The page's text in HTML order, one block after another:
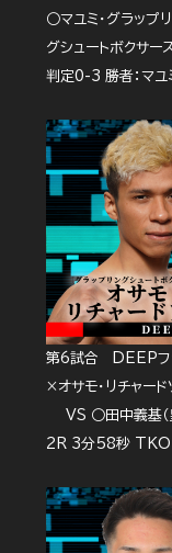
○マユミ・グラップ
グシュートボクサーズ
判定0-3 勝者：マユ
第6試合 DEEPフ
×オサモ・リチャード
VS ○田中義基（
2R 3分58秒 TKO（